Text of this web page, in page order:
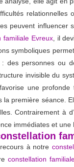
peuvent
familiale Evreux, il
symboliques
des personnes ou
invisible du
une profonde
première séance.
Contrairement à
immédiates et une
à notre
constellation